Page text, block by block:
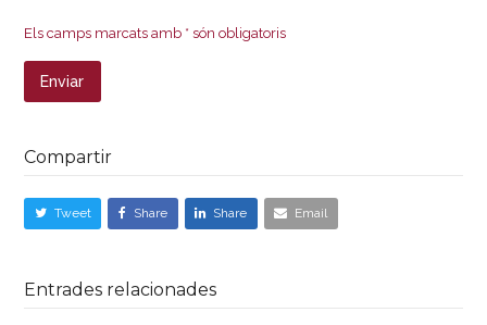
Els camps marcats amb * són obligatoris
Compartir
Tweet Share Share Email
Entrades relacionades